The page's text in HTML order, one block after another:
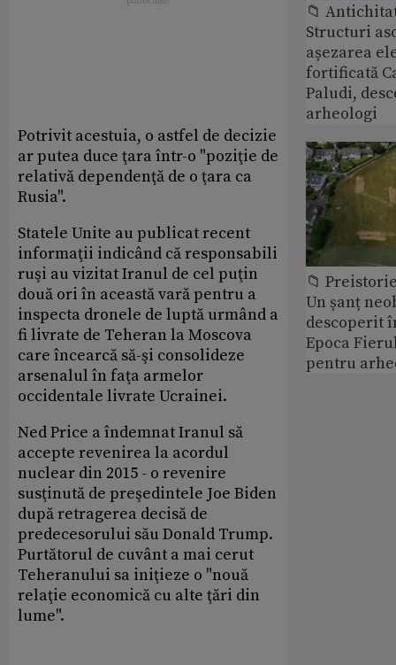
Potrivit acestuia, o astfel de decizie
ar putea duce ţara într-o "poziţie de
relativă dependenţă de o ţara ca
Rusia".
Statele Unite au publicat recent
informaţii indicând că responsabili
ruşi au vizitat Iranul de cel puţin
două ori în această vară pentru a
inspecta dronele de luptă urmând a
fi livrate de Teheran la Moscova
care încearcă să-şi consolideze
arsenalul în faţa armelor
occidentale livrate Ucrainei.
Ned Price a îndemnat Iranul să
accepte revenirea la acordul
nuclear din 2015 - o revenire
susţinută de preşedintele Joe Biden
după retragerea decisă de
predecesorului său Donald Trump.
Purtătorul de cuvânt a mai cerut
Teheranului sa iniţieze o "nouă
relaţie economică cu alte ţări din
lume".
📁
Structuri
așezarea
fortificată
Paludi,
arheologi
📁
Un șanț
descoperit
Epoca
pentru